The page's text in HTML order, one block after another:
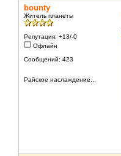
bounty
Житель планеты
Репутация: +13/-0
Офлайн
Сообщений: 423
Райское наслаждение...